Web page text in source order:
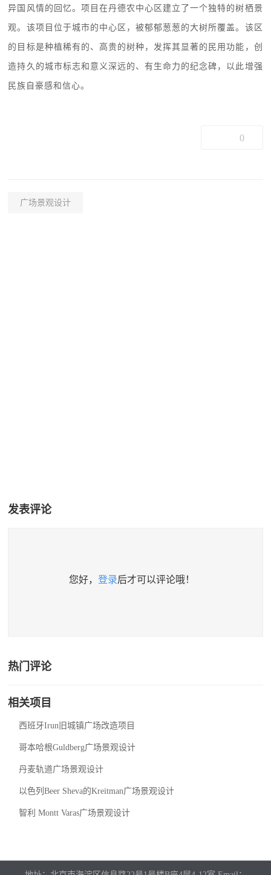
异国风情的回忆。项目在丹德农中心区建立了一个独特的树栖景
观。该项目位于城市的中心区，被郁郁葱葱的大树所覆盖。该区
的目标是种植稀有的、高贵的树种，发挥其显著的民用功能，创
造持久的城市标志和意义深远的、有生命力的纪念碑，以此增强
民族自豪感和信心。
0
广场景观设计
发表评论
您好， 登录后才可以评论哦！
热门评论
相关项目
西班牙Irun旧城镇广场改造项目
哥本哈根Guldberg广场景观设计
丹麦轨道广场景观设计
以色列Beer Sheva的Kreitman广场景观设计
智利 Montt Varas广场景观设计